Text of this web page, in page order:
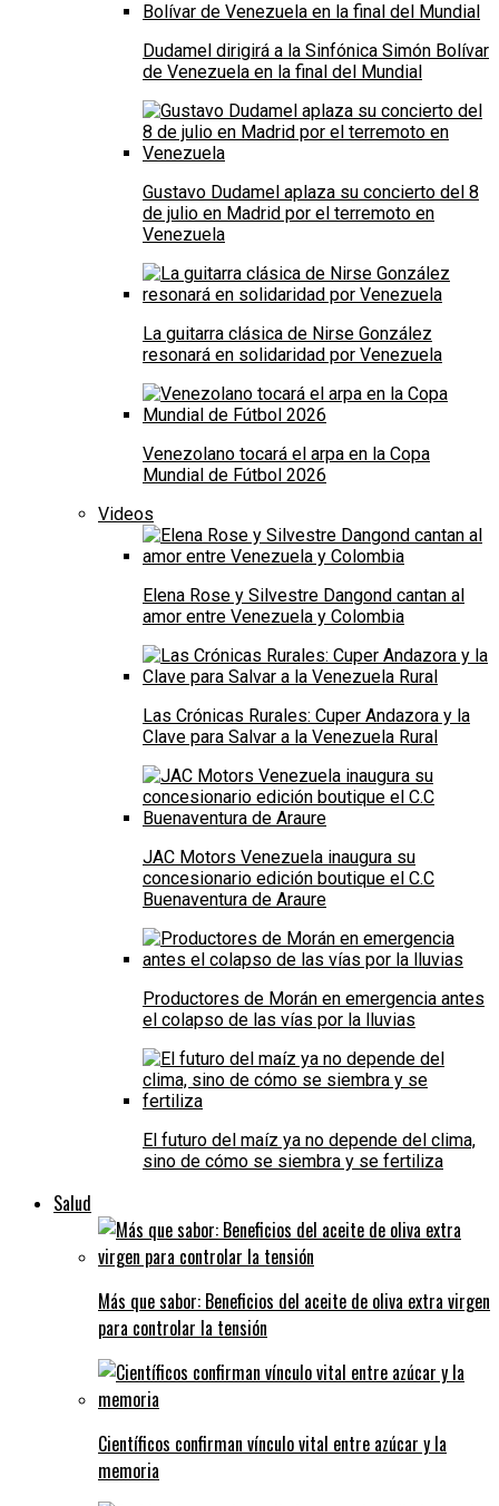
Dudamel dirigirá a la Sinfónica Simón Bolívar
de Venezuela en la final del Mundial
Gustavo Dudamel aplaza su concierto del 8
de julio en Madrid por el terremoto en
Venezuela
La guitarra clásica de Nirse González
resonará en solidaridad por Venezuela
Venezolano tocará el arpa en la Copa
Mundial de Fútbol 2026
Videos
Elena Rose y Silvestre Dangond cantan al
amor entre Venezuela y Colombia
Las Crónicas Rurales: Cuper Andazora y la
Clave para Salvar a la Venezuela Rural
JAC Motors Venezuela inaugura su
concesionario edición boutique el C.C
Buenaventura de Araure
Productores de Morán en emergencia antes
el colapso de las vías por la lluvias
El futuro del maíz ya no depende del clima,
sino de cómo se siembra y se fertiliza
Salud
Más que sabor: Beneficios del aceite de oliva extra virgen
para controlar la tensión
Científicos confirman vínculo vital entre azúcar y la
memoria